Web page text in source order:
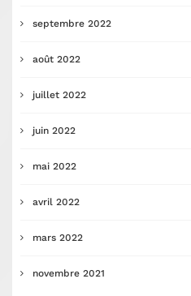
septembre 2022
août 2022
juillet 2022
juin 2022
mai 2022
avril 2022
mars 2022
novembre 2021